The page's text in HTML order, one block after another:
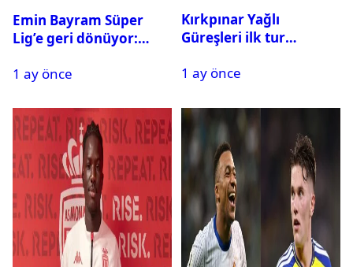
Emin Bayram Süper
Lig’e geri dönüyor:
1 ay önce
Kırkpınar Yağlı
Güreşleri ilk tur
2. tura geçen
1 ay önce